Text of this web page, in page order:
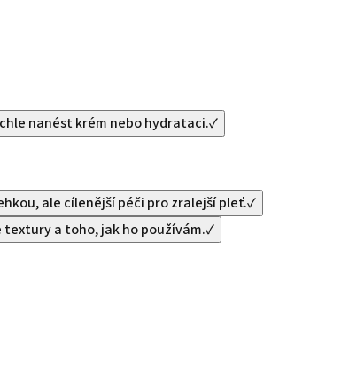
nanést krém nebo hydrataci.✓
ale cílenější péči pro zralejší pleť.✓
textury a toho, jak ho používám.✓